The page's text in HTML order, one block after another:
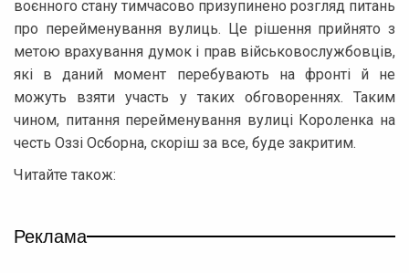
воєнного стану тимчасово призупинено розгляд питань
про перейменування вулиць. Це рішення прийнято з
метою врахування думок і прав військовослужбовців,
які в даний момент перебувають на фронті й не
можуть взяти участь у таких обговореннях. Таким
чином, питання перейменування вулиці Короленка на
честь Оззі Осборна, скоріш за все, буде закритим.
Читайте також:
Реклама